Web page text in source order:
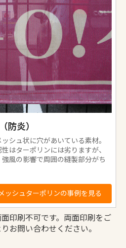
る カートへ進む
お見積）へ進む
防炎）
シュ状に穴があいている素材。
はターポリンには劣りますが、
風の影響で周囲の縫製部分がち
メッシュターポリンの事例を見る
印刷不可です。両面印刷をご
りお問い合わせください。